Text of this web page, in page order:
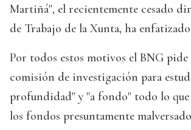
Martiñá", el recientemente cesado
de Trabajo de la Xunta, ha
Por todos estos motivos el BNG pide
comisión de investigación para
profundidad" y "a fondo" todo lo que
los fondos presuntamente